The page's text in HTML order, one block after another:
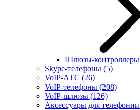
Шлюзы-контроллеры
Skype-телефоны (5)
VoIP-АТС (26)
VoIP-телефоны (208)
VoIP-шлюзы (126)
Аксессуары для телефонии